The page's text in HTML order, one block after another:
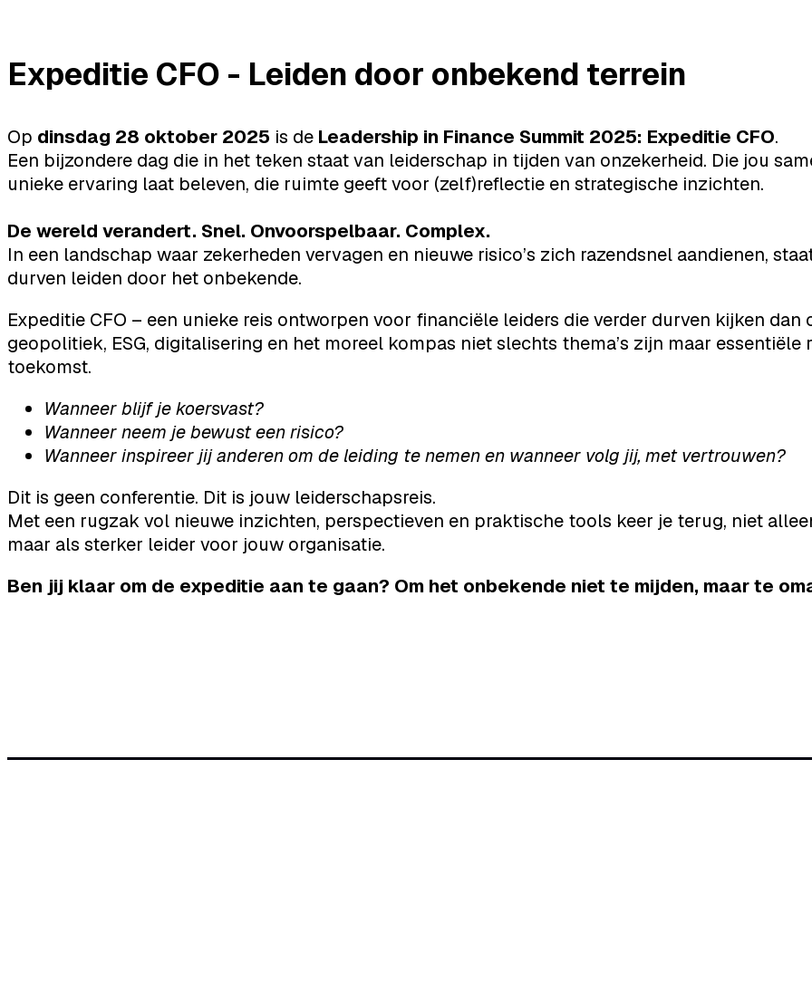
Expeditie CFO - Leiden door onbekend terrein
Op dinsdag 28 oktober 2025 is de Leadership in Finance Summit 2025: Expeditie CFO.
Een bijzondere dag die in het teken staat van leiderschap in tijden van onzekerheid. Die jou
unieke ervaring laat beleven, die ruimte geeft voor (zelf)reflectie en strategische inzichten.
De wereld verandert. Snel. Onvoorspelbaar. Complex.
In een landschap waar zekerheden vervagen en nieuwe risico’s zich razendsnel aandienen,
durven leiden door het onbekende.
Expeditie CFO – een unieke reis ontworpen voor financiële leiders die verder durven kijken dan
geopolitiek, ESG, digitalisering en het moreel kompas niet slechts thema’s zijn maar
toekomst.
Wanneer blijf je koersvast?
Wanneer neem je bewust een risico?
Wanneer inspireer jij anderen om de leiding te nemen en wanneer volg jij, met vertrouwen?
Dit is geen conferentie. Dit is jouw leiderschapsreis.
Met een rugzak vol nieuwe inzichten, perspectieven en praktische tools keer je terug, niet
maar als sterker leider voor jouw organisatie.
Ben jij klaar om de expeditie aan te gaan? Om het onbekende niet te mijden, maar te